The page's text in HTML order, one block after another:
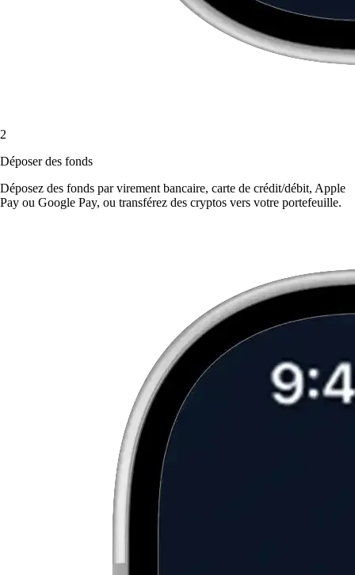
2
Déposer des fonds
Déposez des fonds par virement bancaire, carte de crédit/débit, Apple
Pay ou Google Pay, ou transférez des cryptos vers votre portefeuille.